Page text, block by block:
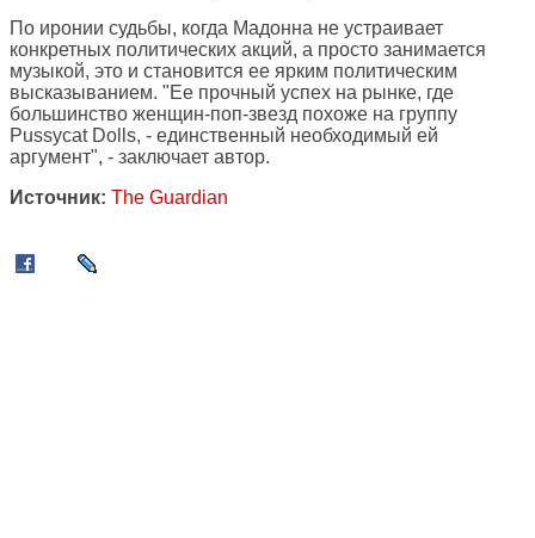
По иронии судьбы, когда Мадонна не устраивает
конкретных политических акций, а просто занимается
музыкой, это и становится ее ярким политическим
высказыванием. "Ее прочный успех на рынке, где
большинство женщин-поп-звезд похоже на группу
Pussycat Dolls, - единственный необходимый ей
аргумент", - заключает автор.
Источник: The Guardian